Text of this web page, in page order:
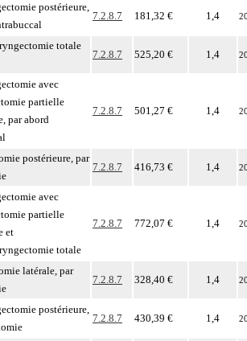
postérieure,
7.2.8.7 181,32 € 1,4
totale
7.2.8.7 525,20 € 1,4
avec
partielle
par abord
7.2.8.7 501,27 € 1,4
postérieure, par
7.2.8.7 416,73 € 1,4
avec
partielle
et
totale
7.2.8.7 772,07 € 1,4
latérale, par
7.2.8.7 328,40 € 1,4
postérieure,
7.2.8.7 430,39 € 1,4